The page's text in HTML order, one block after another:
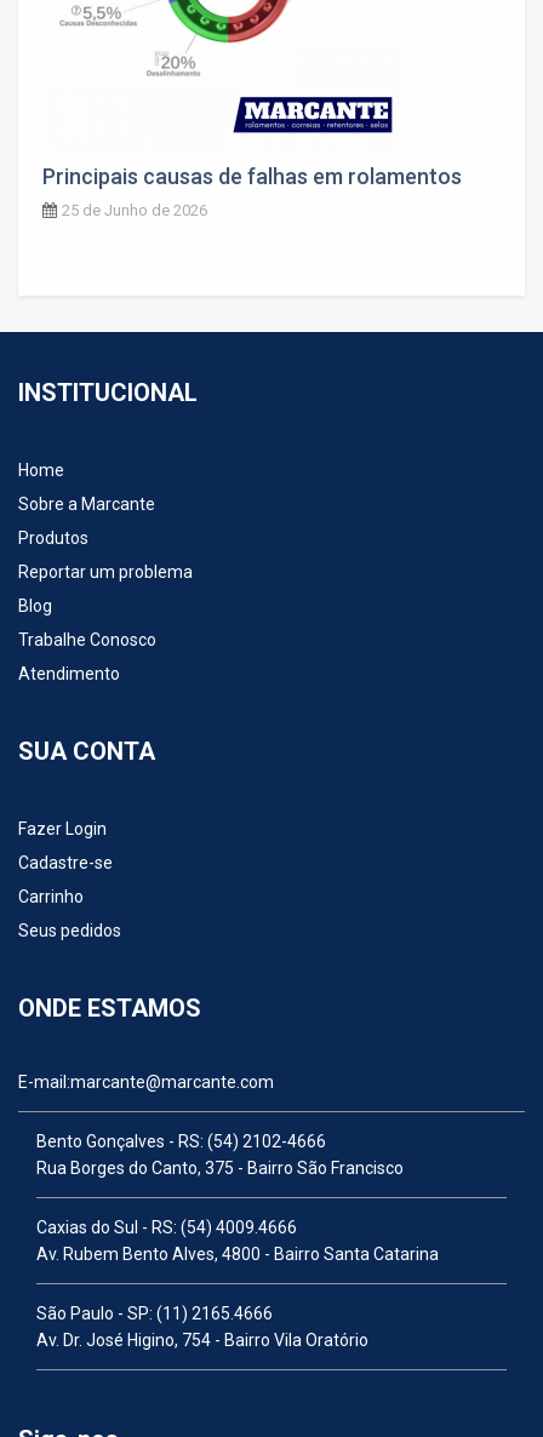
Principais causas de falhas em rolamentos
25 de Junho de 2026
INSTITUCIONAL
Home
Sobre a Marcante
Produtos
Reportar um problema
Blog
Trabalhe Conosco
Atendimento
SUA CONTA
Fazer Login
Cadastre-se
Carrinho
Seus pedidos
ONDE ESTAMOS
E-mail:marcante@marcante.com
Bento Gonçalves - RS: (54) 2102-4666
Rua Borges do Canto, 375 - Bairro São Francisco
Caxias do Sul - RS: (54) 4009.4666
Av. Rubem Bento Alves, 4800 - Bairro Santa Catarina
São Paulo - SP: (11) 2165.4666
Av. Dr. José Higino, 754 - Bairro Vila Oratório